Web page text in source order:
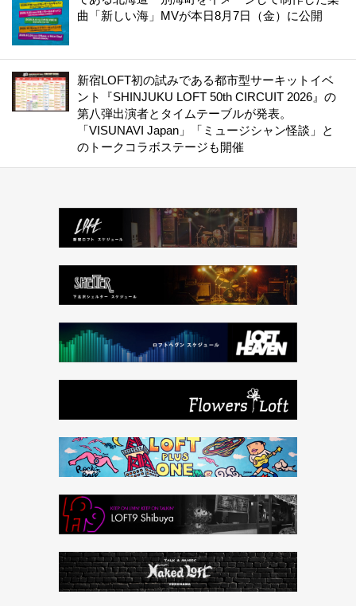
曲「新しい海」MVが本日8月7日（金）に公開
新宿LOFT初の試みである都市型サーキットイベ
ント『SHINJUKU LOFT 50th CIRCUIT 2026』の
第八弾出演者とタイムテーブルが発表。
「VISUNAVI Japan」「ミュージシャン怪談」と
のトークコラボステージも開催